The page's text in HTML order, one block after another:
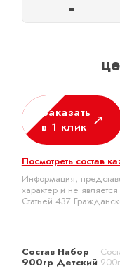
Заказать
в 1 клик
Посмотреть состав
Информация,
характер и не
Статьей 437
Состав Набор
900гр Детский